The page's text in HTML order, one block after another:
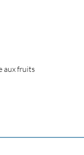
aux fruits